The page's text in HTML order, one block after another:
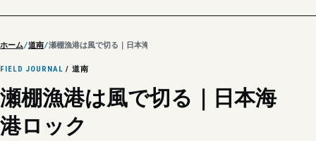
ホーム 道南 瀬棚漁港は風で切る｜日本海港ロック
FIELD JOURNAL / 道南
瀬棚漁港は風で切る｜日本海
港ロック